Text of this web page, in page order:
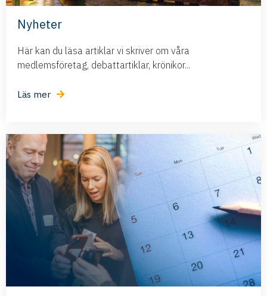
Nyheter
Här kan du läsa artiklar vi skriver om våra
medlemsföretag, debattartiklar, krönikor...
Läs mer